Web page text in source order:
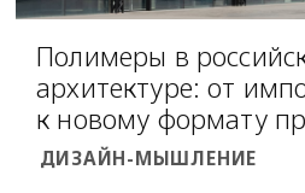
Полимеры в
архитектуре: от
к новому формату
ДИЗАЙН-МЫШЛЕНИЕ